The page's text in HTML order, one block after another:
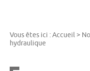
Vous êtes ici :Accueil >
hydraulique